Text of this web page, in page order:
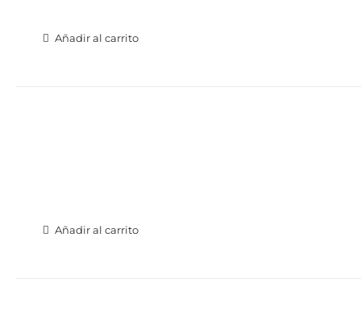
Añadir al carrito
Añadir al carrito